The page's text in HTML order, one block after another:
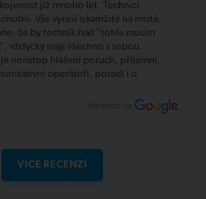
již mnoho let. Technici
Vše vyřeší okamžitě na místě,
že by technik řekl "tohle musím
vždycky mají všechno s sebou.
je nonstop hlášení poruch, příjemní,
operátoři, poradí i o
Recenze na:
VÍCE RECENZÍ